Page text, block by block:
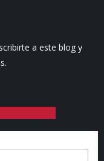
a este blog y